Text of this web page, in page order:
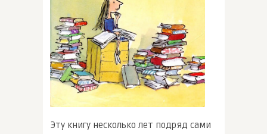
Эту книгу несколько лет подряд сами